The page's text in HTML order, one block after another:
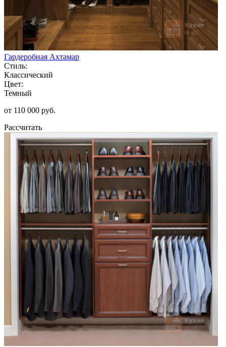
Гардеробная Ахтамар
Стиль:
Классический
Цвет:
Темный
от 110 000 руб.
Рассчитать